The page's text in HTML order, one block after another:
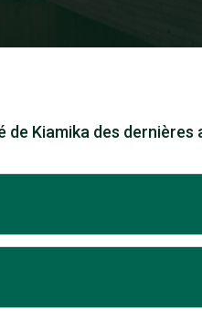
Kiamika des dernières